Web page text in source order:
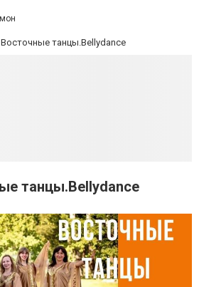
Восточные танцы.Bellydance
танцы.Bellydance